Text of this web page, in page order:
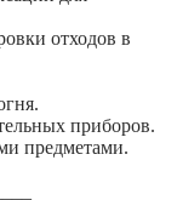
отходов в
приборов.
предметами.